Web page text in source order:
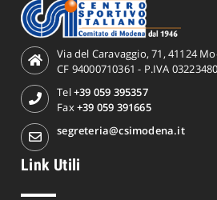
Via del Caravaggio, 71, 41124
CF 94000710361 - P.IVA
Tel+39 059 395357
Fax+39 059 391665
segreteria@csimodena.it
Link Utili